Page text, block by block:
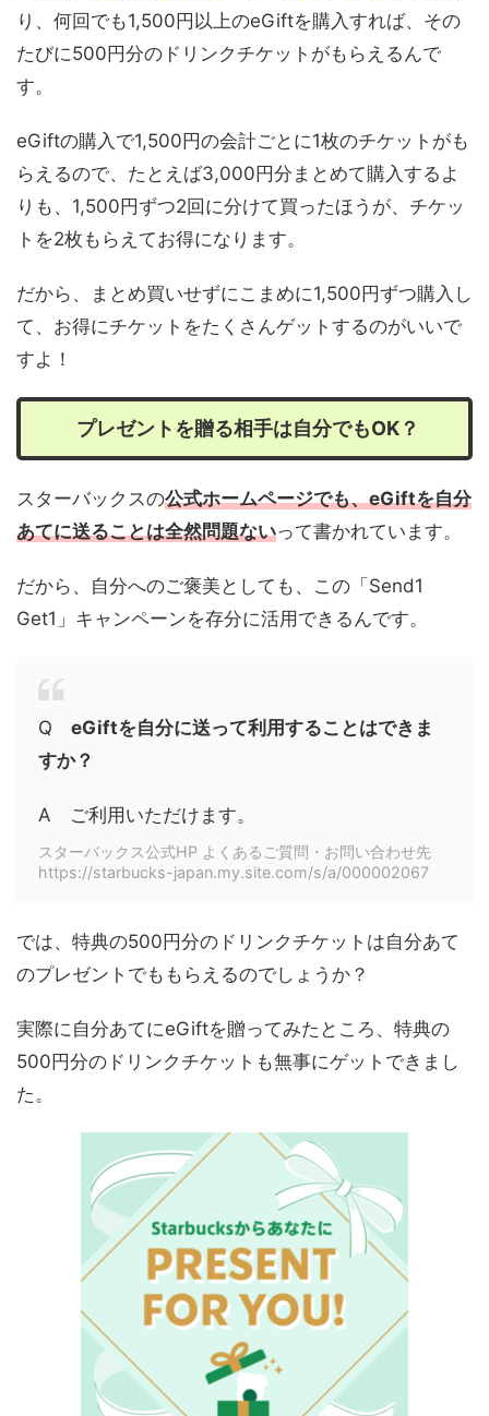
り、何回でも1,500円以上のeGiftを購入すれば、その
たびに500円分のドリンクチケットがもらえるんで
す。
eGiftの購入で1,500円の会計ごとに1枚のチケットがも
らえるので、たとえば3,000円分まとめて購入するよ
りも、1,500円ずつ2回に分けて買ったほうが、チケッ
トを2枚もらえてお得になります。
だから、まとめ買いせずにこまめに1,500円ずつ購入し
て、お得にチケットをたくさんゲットするのがいいで
すよ！
プレゼントを贈る相手は自分でもOK？
スターバックスの公式ホームページでも、eGiftを自分
あてに送ることは全然問題ないって書かれています。
だから、自分へのご褒美としても、この「Send1
Get1」キャンペーンを存分に活用できるんです。
Q eGiftを自分に送って利用することはできま
すか？
A ご利用いただけます。
スターバックス公式HP よくあるご質問・お問い合わせ先
https://starbucks-japan.my.site.com/s/a/000002067
では、特典の500円分のドリンクチケットは自分あて
のプレゼントでももらえるのでしょうか？
実際に自分あてにeGiftを贈ってみたところ、 特典の
500円分のドリンクチケットも無事にゲット できまし
た。